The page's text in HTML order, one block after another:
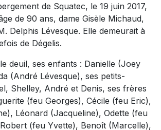
de Squatec, le 19 juin 2017,
de 90 ans, dame Gisèle Michaud,
Delphis Lévesque. Elle demeurait à
de Dégelis.
deuil, ses enfants : Danielle (Joey
(André Lévesque), ses petits-
Shelley, André et Denis, ses frères
(feu Georges), Cécile (feu Eric),
Léonard (Jacqueline), Odette (feu
(feu Yvette), Benoît (Marcelle),